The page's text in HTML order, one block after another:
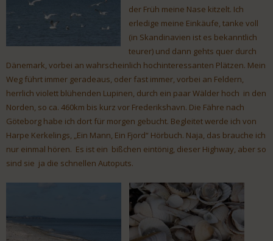
der Früh meine Nase kitzelt. Ich
erledige meine Einkäufe, tanke voll
(in Skandinavien ist es bekanntlich
teurer) und dann gehts quer durch
Dänemark, vorbei an wahrscheinlich hochinteressanten Plätzen. Mein
Weg führt immer geradeaus, oder fast immer, vorbei an Feldern,
herrlich violett blühenden Lupinen, durch ein paar Wälder hoch in den
Norden, so ca. 460km bis kurz vor Frederikshavn. Die Fähre nach
Göteborg habe ich dort für morgen gebucht. Begleitet werde ich von
Harpe Kerkelings, „Ein Mann, Ein Fjord“ Hörbuch. Naja, das brauche ich
nur einmal hören. Es ist ein bißchen eintönig, dieser Highway, aber so
sind sie ja die schnellen Autoputs.